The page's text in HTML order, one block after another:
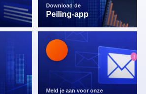
Download de
Peiling-app
Meld je aan voor onze